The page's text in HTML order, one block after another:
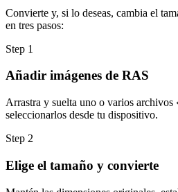
Convierte y, si lo deseas, cambia el
en tres pasos:
Step 1
Añadir imágenes de RAS
Arrastra y suelta uno o varios
seleccionarlos desde tu dispositivo.
Step 2
Elige el tamaño y convierte